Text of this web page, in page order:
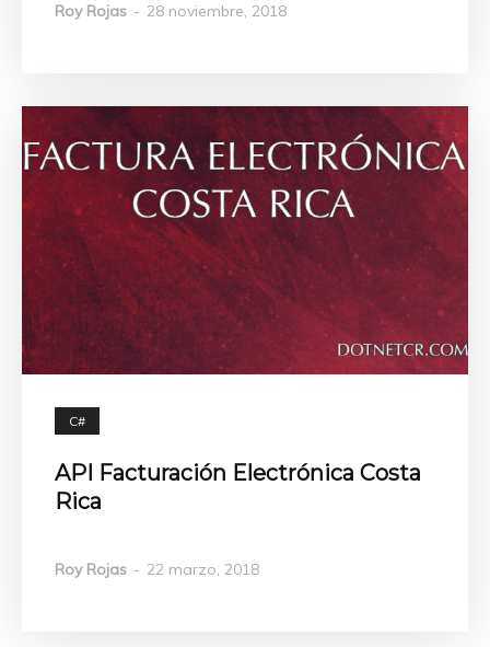
Roy Rojas - 28 noviembre, 2018
C#
API Facturación Electrónica Costa
Rica
Roy Rojas - 22 marzo, 2018